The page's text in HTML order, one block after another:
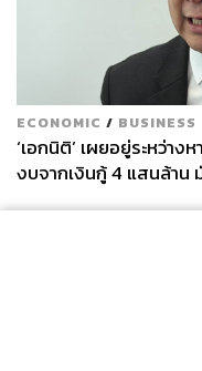
ECONOMIC / BUSINESS
‘เอกนิติ’ เผยอยู่ระหว่าง
งบจากเงินกู้ 4 แสนล้าน